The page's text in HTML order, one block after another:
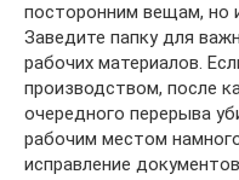
посторонним вещам, но
Заведите папку для
рабочих материалов.
производством, после
очередного перерыва
рабочим местом
исправление